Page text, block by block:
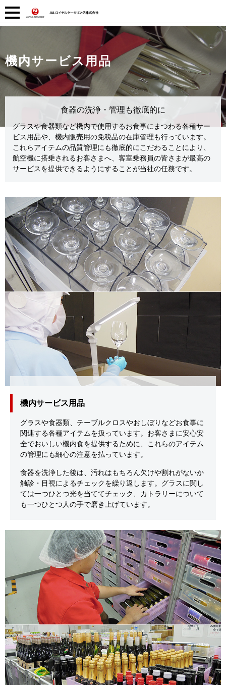
機内サービス用品
食器の洗浄・管理も徹底的に
グラスや食器類など機内で使用するお食事にまつわる各種サー
ビス用品や、機内販売用の免税品の在庫管理も行っています。
これらアイテムの品質管理にも徹底的にこだわることにより、
航空機に搭乗されるお客さまへ、客室乗務員の皆さまが最高の
サービスを提供できるようにすることが当社の任務です。
機内サービス用品
グラスや食器類、テーブルクロスやおしぼりなどお食事に
関連する各種アイテムを扱っています。お客さまに安心安
全でおいしい機内食を提供するために、これらのアイテム
の管理にも細心の注意を払っています。
食器を洗浄した後は、汚れはもちろん欠けや割れがないか
触診・目視によるチェックを繰り返します。グラスに関し
ては一つひとつ光を当ててチェック、カトラリーについて
も一つひとつ人の手で磨き上げています。